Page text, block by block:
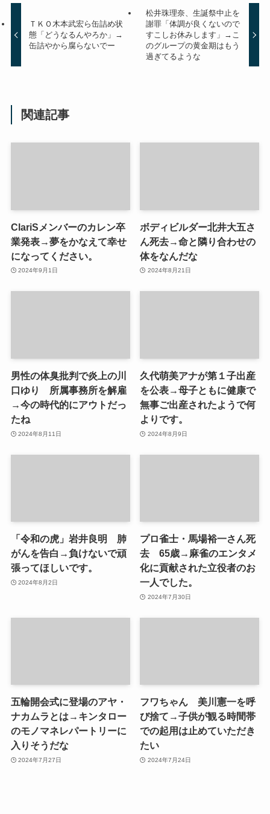
ＴＫＯ木本武宏ら缶詰め状
態「どうなるんやろか」→
缶詰やから腐らないでー
松井珠理奈、生誕祭中止を
謝罪「体調が良くないので
すこしお休みします」→こ
のグループの黄金期はもう
過ぎてるような
関連記事
ClariSメンバーのカレン卒
業発表→夢をかなえて幸せ
になってください。
2024年9月1日
ボディビルダー北井大五さ
ん死去→命と隣り合わせの
体をなんだな
2024年8月21日
男性の体臭批判で炎上の川
口ゆり 所属事務所を解雇
→今の時代的にアウトだっ
たね
2024年8月11日
久代萌美アナが第１子出産
を公表→母子ともに健康で
無事ご出産されたようで何
よりです。
2024年8月9日
「令和の虎」岩井良明 肺
がんを告白→負けないで頑
張ってほしいです。
2024年8月2日
プロ雀士・馬場裕一さん死
去 65歳→麻雀のエンタメ
化に貢献された立役者のお
一人でした。
2024年7月30日
五輪開会式に登場のアヤ・
ナカムラとは→キンタロー
のモノマネレパートリーに
入りそうだな
2024年7月27日
フワちゃん 美川憲一を呼
び捨て→子供が観る時間帯
での起用は止めていただき
たい
2024年7月24日